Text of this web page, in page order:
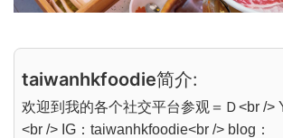
taiwanhkfoodie简介:
欢迎到我的各个社交平台参观＝Ｄ<br />
<br /> IG：taiwanhkfoodie<br /> blog：